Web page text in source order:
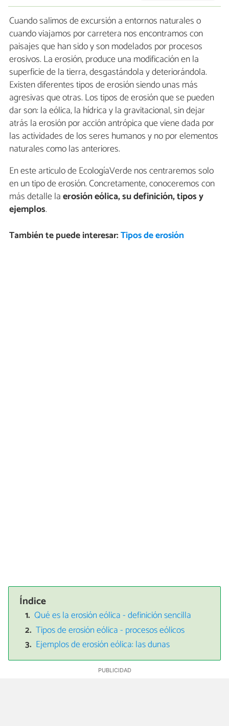
Cuando salimos de excursión a entornos naturales o
cuando viajamos por carretera nos encontramos con
paisajes que han sido y son modelados por procesos
erosivos. La erosión, produce una modificación en la
superficie de la tierra, desgastándola y deteriorándola.
Existen diferentes tipos de erosión siendo unas más
agresivas que otras. Los tipos de erosión que se pueden
dar son: la eólica, la hídrica y la gravitacional, sin dejar
atrás la erosión por acción antrópica que viene dada por
las actividades de los seres humanos y no por elementos
naturales como las anteriores.
En este articulo de EcologíaVerde nos centraremos solo
en un tipo de erosión. Concretamente, conoceremos con
más detalle laerosión eólica, su definición, tipos y
ejemplos.
También te puede interesar:Tipos de erosión
Índice
Qué es la erosión eólica - definición sencilla
Tipos de erosión eólica - procesos eólicos
Ejemplos de erosión eólica: las dunas